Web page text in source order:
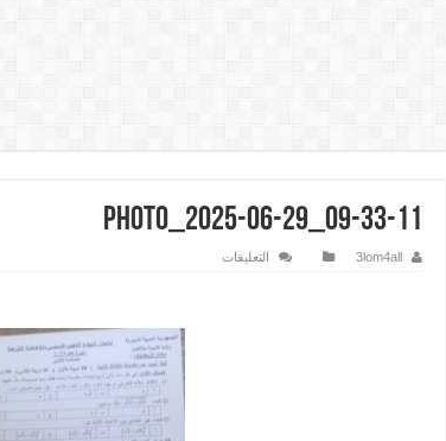
photo_2025-06-29_09-33-11
3lom4all التعليقات